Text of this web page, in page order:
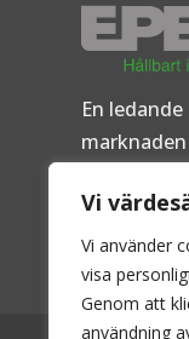
Vi
Vi använder
visa
Genom att
användning
En